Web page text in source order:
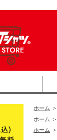
ホーム >
ホーム >
ホーム >